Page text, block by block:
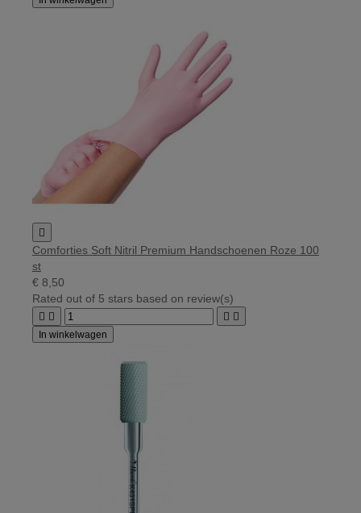

Comforties Soft Nitril Premium Handschoenen Roze 100
st
€ 8,50
Rated out of 5 stars based on review(s)
   
In winkelwagen